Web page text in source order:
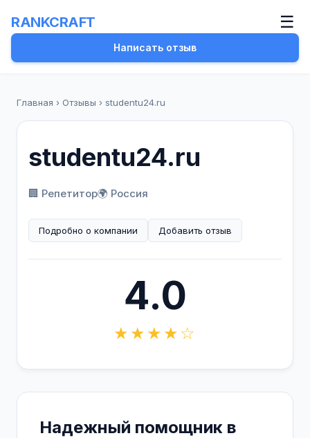
RANKCRAFT ☰
Написать отзыв
Главная › Отзывы › studentu24.ru
studentu24.ru
🏢 Репетитор🌍 Россия
Подробно о компании Добавить отзыв
4.0
★★★★☆
Надежный помощник в